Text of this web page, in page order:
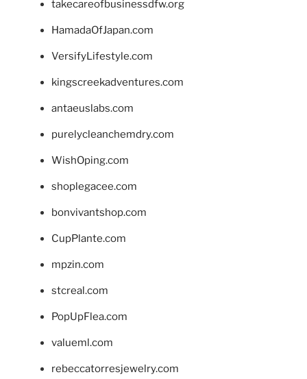
takecareofbusinessdfw.org
HamadaOfJapan.com
VersifyLifestyle.com
kingscreekadventures.com
antaeuslabs.com
purelycleanchemdry.com
WishOping.com
shoplegacee.com
bonvivantshop.com
CupPlante.com
mpzin.com
stcreal.com
PopUpFlea.com
valueml.com
rebeccatorresjewelry.com